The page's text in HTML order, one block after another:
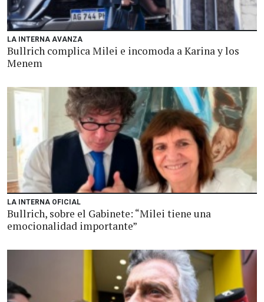
LA INTERNA AVANZA
Bullrich complica Milei e incomoda a Karina y los
Menem
LA INTERNA OFICIAL
Bullrich, sobre el Gabinete: “Milei tiene una
emocionalidad importante”